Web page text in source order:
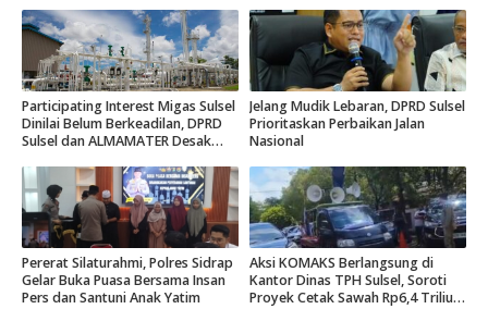
Participating Interest Migas Sulsel
Dinilai Belum Berkeadilan, DPRD
Sulsel dan ALMAMATER Desak
Jelang Mudik Lebaran, DPRD Sulsel
Prioritaskan Perbaikan Jalan
Nasional
Pererat Silaturahmi, Polres Sidrap
Gelar Buka Puasa Bersama Insan
Pers dan Santuni Anak Yatim
Aksi KOMAKS Berlangsung di
Kantor Dinas TPH Sulsel, Soroti
Proyek Cetak Sawah Rp6,4 Triliun